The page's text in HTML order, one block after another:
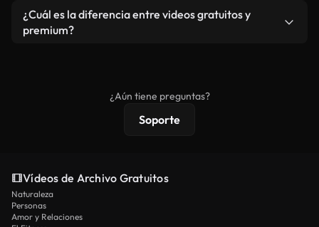
cada descarga.
Sí. Eres libre de recortar o mezclar nuestros
vídeos. Solo asegúrese de que el producto final no
¿Cuál es la diferencia entre videos gratuitos y
premium?
protecciones de licencia extendidas.
¿Aún tiene preguntas?
Soporte
Vídeos de Archivo Gratuitos
Naturaleza
Personas
Amor y Relaciones